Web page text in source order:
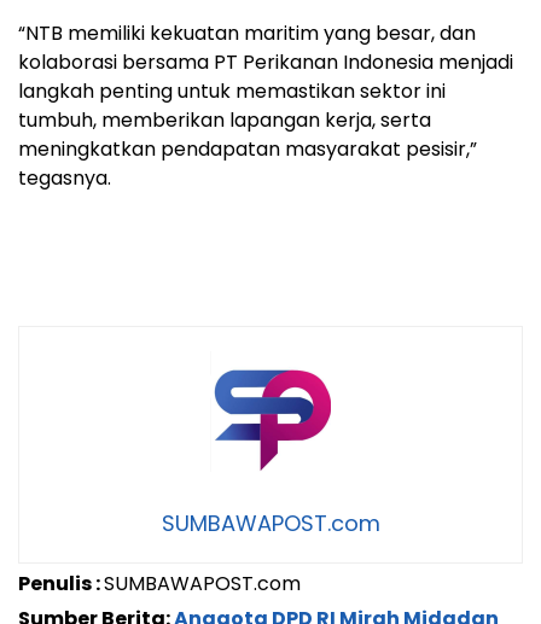
“NTB memiliki kekuatan maritim yang besar, dan
kolaborasi bersama PT Perikanan Indonesia menjadi
langkah penting untuk memastikan sektor ini
tumbuh, memberikan lapangan kerja, serta
meningkatkan pendapatan masyarakat pesisir,”
tegasnya.
SUMBAWAPOST.com
Penulis :SUMBAWAPOST.com
Sumber Berita:Anggota DPD RI Mirah Midadan